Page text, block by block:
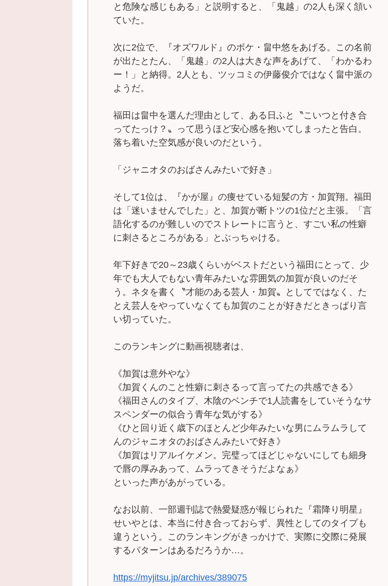
と危険な感じもある」と説明すると、「鬼越」の2人も深く頷い
ていた。
次に2位で、『オズワルド』のボケ・畠中悠をあげる。この名前
が出たとたん、「鬼越」の2人は大きな声をあげて、「わかるわ
ー！」と納得。2人とも、ツッコミの伊藤俊介ではなく畠中派の
ようだ。
福田は畠中を選んだ理由として、ある日ふと〝こいつと付き合
ってたっけ？〟って思うほど安心感を抱いてしまったと告白。
落ち着いた空気感が良いのだという。
「ジャニオタのおばさんみたいで好き」
そして1位は、『かが屋』の痩せている短髪の方・加賀翔。福田
は「迷いませんでした」と、加賀が断トツの1位だと主張。「言
語化するのが難しいのでストレートに言うと、すごい私の性癖
に刺さるところがある」とぶっちゃける。
年下好きで20～23歳くらいがベストだという福田にとって、少
年でも大人でもない青年みたいな雰囲気の加賀が良いのだそ
う。ネタを書く〝才能のある芸人・加賀〟としてではなく、た
とえ芸人をやっていなくても加賀のことが好きだときっぱり言
い切っていた。
このランキングに動画視聴者は、
《加賀は意外やな》
《加賀くんのこと性癖に刺さるって言ってたの共感できる》
《福田さんのタイプ、木陰のベンチで1人読書をしていそうなサ
スペンダーの似合う青年な気がする》
《ひと回り近く歳下のほとんど少年みたいな男にムラムラして
んのジャニオタのおばさんみたいで好き》
《加賀はリアルイケメン。完璧ってほどじゃないにしても細身
で唇の厚みあって、ムラってきそうだよなぁ》
といった声があがっている。
なお以前、一部週刊誌で熱愛疑惑が報じられた『霜降り明星』
せいやとは、本当に付き合っておらず、異性としてのタイプも
違うという。このランキングがきっかけで、実際に交際に発展
するパターンはあるだろうか…。
https://myjitsu.jp/archives/389075